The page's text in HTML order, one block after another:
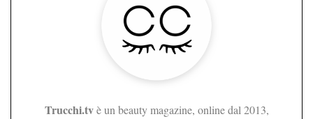
Trucchi.tvè un beauty magazine, online dal 2013,